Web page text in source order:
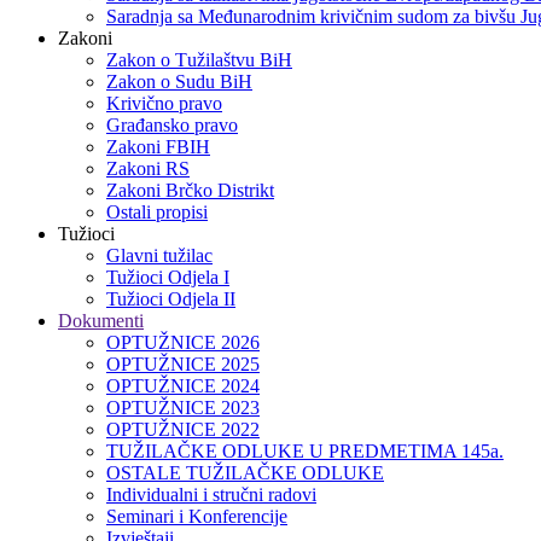
Saradnja sa Međunarodnim krivičnim sudom za bivšu
Zakoni
Zakon o Тužilaštvu BiH
Zakon o Sudu BiH
Krivično pravo
Građansko pravo
Zakoni FBIH
Zakoni RS
Zakoni Brčko Distrikt
Ostali propisi
Tužioci
Glavni tužilac
Tužioci Odjela I
Tužioci Odjela II
Dokumenti
OPTUŽNICE 2026
OPTUŽNICE 2025
OPTUŽNICE 2024
OPTUŽNICE 2023
OPTUŽNICE 2022
TUŽILAČKE ODLUKE U PREDMETIMA 145a.
OSTALE TUŽILAČKE ODLUKE
Individualni i stručni radovi
Seminari i Konferencije